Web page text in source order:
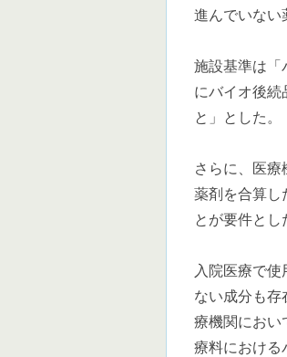
進んでいない
施設基準は「
にバイオ後続
と」とした。
さらに、医療
薬剤を合算し
とが要件とし
入院医療で
ない成分も存
療機関におい
療料における